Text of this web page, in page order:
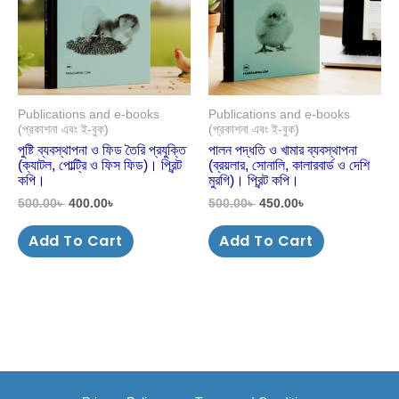
Publications and e-books
(প্রকাশনা এবং ই-বুক)
পুষ্টি ব্যবস্থাপনা ও ফিড তৈরি প্রযুক্তি
(ক্যাটল, পোল্ট্রি ও ফিস ফিড)। প্রিন্ট
কপি।
500.00৳ 400.00৳
Add To Cart
Publications and e-books
(প্রকাশনা এবং ই-বুক)
পালন পদ্ধতি ও খামার ব্যবস্থাপনা
(ব্রয়লার, সোনালি, কালারবার্ড ও দেশি
মুরগি)। প্রিন্ট কপি।
500.00৳ 450.00৳
Add To Cart